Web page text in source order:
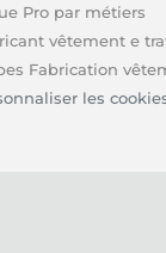
Pro par métiers
vêtement e
Fabrication
les